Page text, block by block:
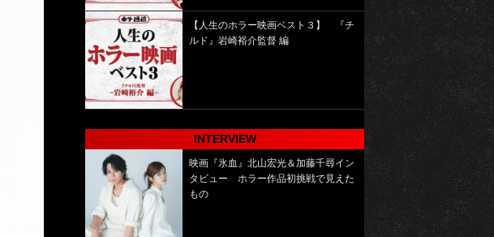
【人生のホラー映画ベスト３】 『チ
ルド』岩崎裕介監督 編
INTERVIEW
映画『氷血』北山宏光＆加藤千尋イン
タビュー ホラー作品初挑戦で見えた
もの